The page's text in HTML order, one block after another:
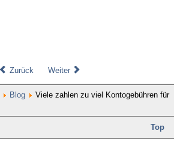
Zurück Weiter
Blog
Viele zahlen zu viel Kontogebühren für
Top